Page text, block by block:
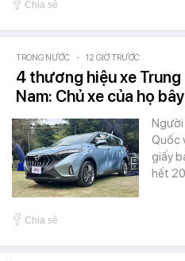
Chia sẻ
TRONG NƯỚC - 12 GIỜ TRƯỚC
4 thương hiệu xe
Nam: Chủ xe của họ
Người
Quốc
giấy
hết
Chia sẻ